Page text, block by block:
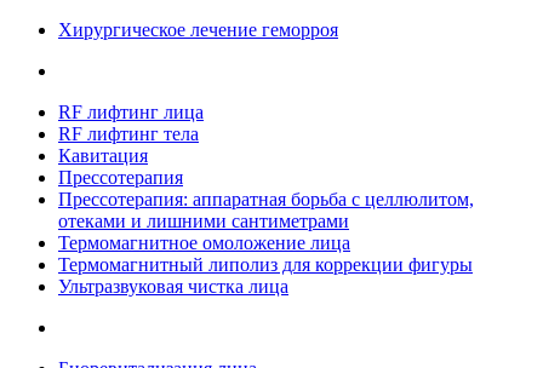
Хирургическое лечение геморроя
RF лифтинг лица
RF лифтинг тела
Кавитация
Прессотерапия
Прессотерапия: аппаратная борьба с целлюлитом,
отеками и лишними сантиметрами
Термомагнитное омоложение лица
Термомагнитный липолиз для коррекции фигуры
Ультразвуковая чистка лица